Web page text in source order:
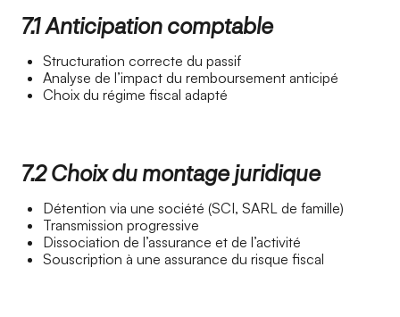
7.1 Anticipation comptable
Structuration correcte du passif
Analyse de l’impact du remboursement anticipé
Choix du régime fiscal adapté
7.2 Choix du montage juridique
Détention via une société (SCI, SARL de famille)
Transmission progressive
Dissociation de l’assurance et de l’activité
Souscription à une assurance du risque fiscal